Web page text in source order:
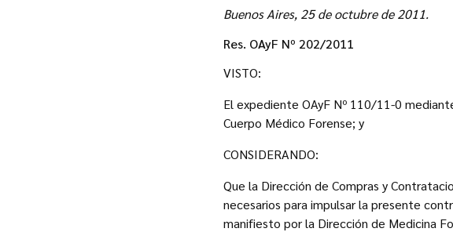
Buenos Aires, 25 de octubre de 2011.
Res. OAyF Nº 202/2011
VISTO:
El expediente OAyF Nº 110/11-0
Cuerpo Médico Forense; y
CONSIDERANDO:
Que la Dirección de Compras y
necesarios para impulsar la presente
manifiesto por la Dirección de Medicina